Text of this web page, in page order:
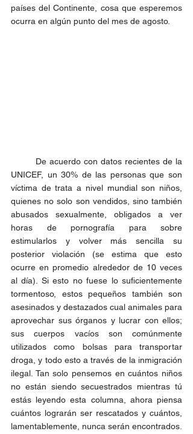
países del Continente, cosa que esperemos
ocurra en algún punto del mes de agosto.
UNICEF, un 30% de las personas que son
víctima de trata a nivel mundial son niños,
quienes no solo son vendidos, sino también
abusados sexualmente, obligados a ver
horas de pornografía para sobre
estimularlos y volver más sencilla su
posterior violación (se estima que esto
ocurre en promedio alrededor de 10 veces
al día). Si esto no fuese lo suficientemente
tormentoso, estos pequeños también son
asesinados y destazados cual animales para
aprovechar sus órganos y lucrar con ellos;
sus cuerpos vacíos son comúnmente
utilizados como bolsas para transportar
droga, y todo esto a través de la inmigración
ilegal. Tan solo pensemos en cuántos niños
no están siendo secuestrados mientras tú
estás leyendo esta columna, ahora piensa
cuántos lograrán ser rescatados y cuántos,
lamentablemente, nunca serán encontrados.